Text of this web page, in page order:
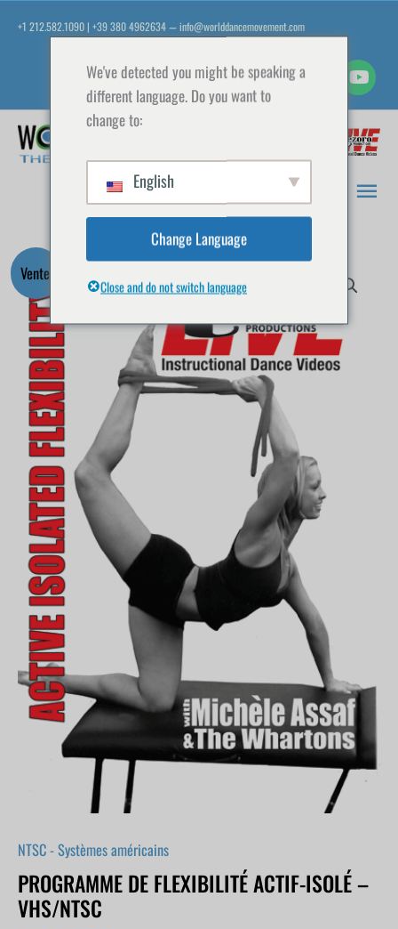
+1 212.582.1090 | +39 380 4962634 — info@worlddancemovement.com
Vente!
NTSC - Systèmes américains
PROGRAMME DE FLEXIBILITÉ ACTIF-ISOLÉ –
VHS/NTSC
prix
$19.95.
Le
prix
est :
$5.95.
quantité
de
Active-
Isolated
Flexibility
Program
VHS/NTSC
We've detected you might be speaking a
different language. Do you want to
change to:
English
Change Language
Close and do not switch language